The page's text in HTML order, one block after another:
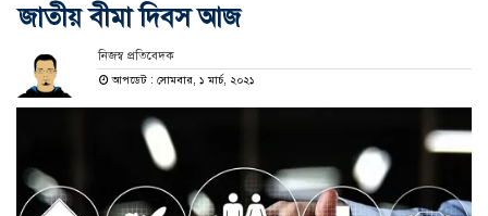
জাতীয় বীমা দিবস আজ
নিজস্ব প্রতিবেদক
আপডেট : সোমবার, ১ মার্চ, ২০২১